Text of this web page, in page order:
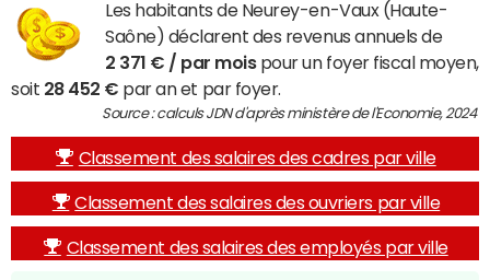
Les habitants de Neurey-en-Vaux (Haute-
Saône) déclarent des revenus annuels de
2 371 € / par moispour un foyer fiscal moyen,
soit 28 452 € par an et par foyer.
Source : calculs JDN d'après ministère de l'Economie, 2024
Classement des salaires des cadres par ville
Classement des salaires des ouvriers par ville
Classement des salaires des employés par ville